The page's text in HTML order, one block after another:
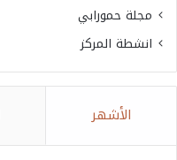
مجلة حمورابي
انشطة المركز
الأشهر